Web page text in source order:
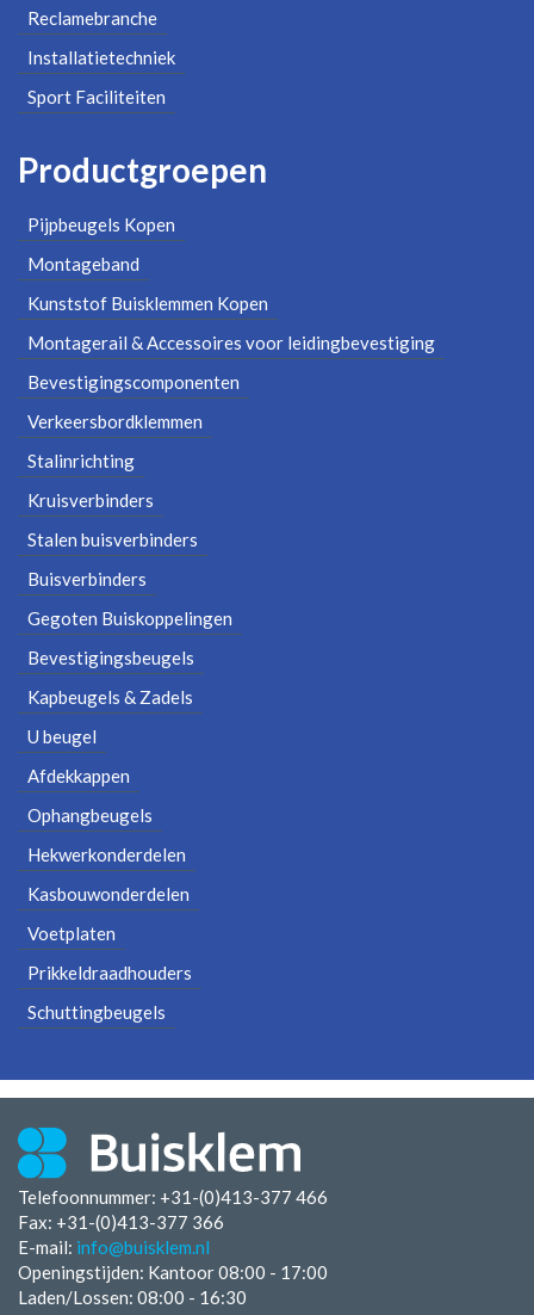
Reclamebranche
Installatietechniek
Sport Faciliteiten
Productgroepen
Pijpbeugels Kopen
Montageband
Kunststof Buisklemmen Kopen
Montagerail & Accessoires voor leidingbevestiging
Bevestigingscomponenten
Verkeersbordklemmen
Stalinrichting
Kruisverbinders
Stalen buisverbinders
Buisverbinders
Gegoten Buiskoppelingen
Bevestigingsbeugels
Kapbeugels & Zadels
U beugel
Afdekkappen
Ophangbeugels
Hekwerkonderdelen
Kasbouwonderdelen
Voetplaten
Prikkeldraadhouders
Schuttingbeugels
Telefoonnummer: +31-(0)413-377 466
Fax: +31-(0)413-377 366
E-mail: info@buisklem.nl
Openingstijden: Kantoor 08:00 - 17:00
Laden/Lossen: 08:00 - 16:30